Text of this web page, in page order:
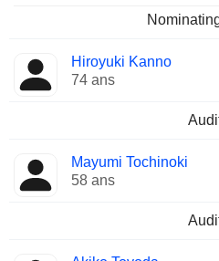
Hiroyuki Kanno
74 ans
Mayumi Tochinoki
58 ans